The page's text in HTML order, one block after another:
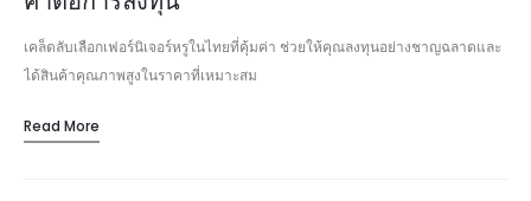
เคล็ดลับเลือกเฟอร์นิเจอร์หรูในไทยที่คุ้มค่า ช่วยให้คุณลงทุนอย่างชาญฉลาดและ
ได้สินค้าคุณภาพสูงในราคาที่เหมาะสม
Read More